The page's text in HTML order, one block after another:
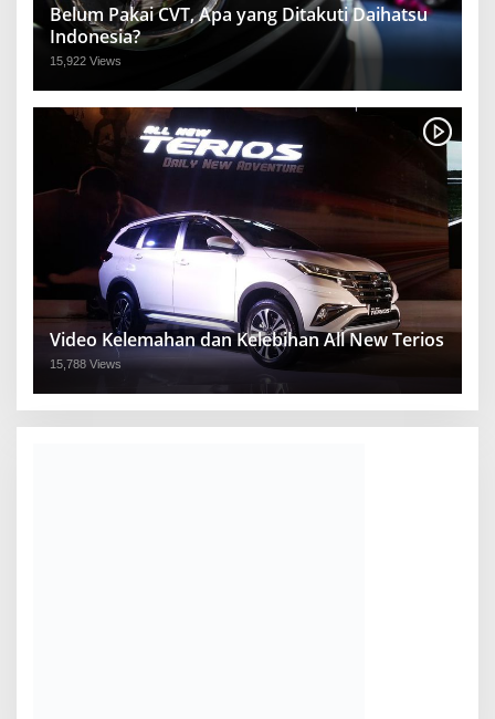
Belum Pakai CVT, Apa yang Ditakuti Daihatsu
Indonesia?
15,922 Views
Video Kelemahan dan Kelebihan All New Terios
15,788 Views